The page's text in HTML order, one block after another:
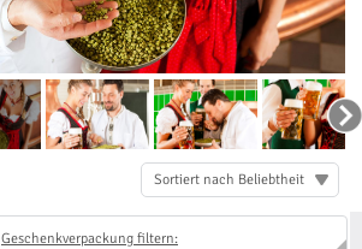
Sortiert nach Beliebtheit
Geschenkverpackung filtern: